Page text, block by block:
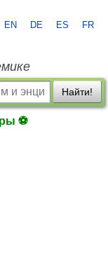
EN DE ES FR
Найти!
⚽